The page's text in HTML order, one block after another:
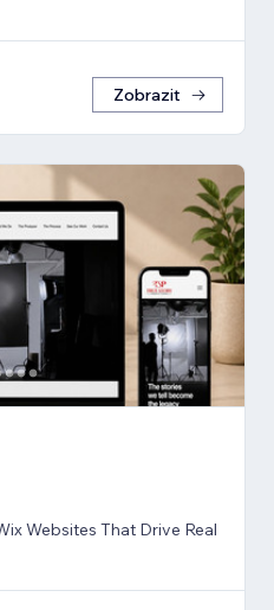
Zobrazit
Websites That Drive Real